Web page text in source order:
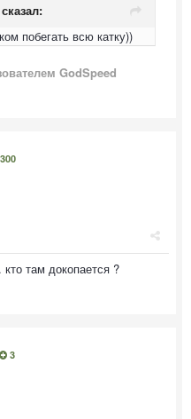
сказал:
побегать всю катку))
GodSpeed
там докопается ?
3